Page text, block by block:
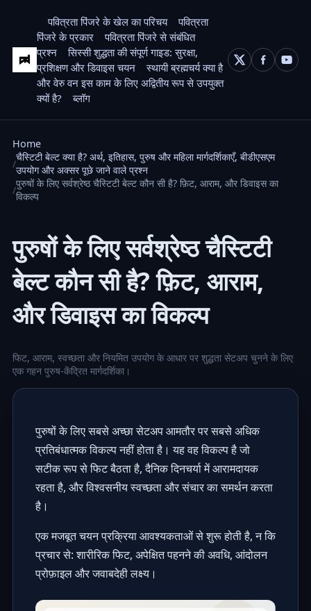
पवित्रता पिंजरे के खेल का परिचय
पवित्रता
पिंजरे के प्रकार
पवित्रता पिंजरे से संबंधित
प्रश्न
सिस्सी शुद्धता की संपूर्ण गाइड: सुरक्षा,
प्रशिक्षण और डिवाइस चयन
स्थायी ब्रह्मचर्य क्या है
और वेरु वन इस काम के लिए अद्वितीय रूप से उपयुक्त
क्यों है?
ब्लॉग
Home
चैस्टिटी बेल्ट क्या है? अर्थ, इतिहास, पुरुष और महिला मार्गदर्शिकाएँ, बीडीएसएम
उपयोग और अक्सर पूछे जाने वाले प्रश्न
पुरुषों के लिए सर्वश्रेष्ठ चैस्टिटी बेल्ट कौन सी है? फ़िट, आराम, और डिवाइस का
विकल्प
पुरुषों के लिए सर्वश्रेष्ठ चैस्टिटी
बेल्ट कौन सी है? फ़िट, आराम,
और डिवाइस का विकल्प
फिट, आराम, स्वच्छता और नियमित उपयोग के आधार पर शुद्धता सेटअप चुनने के लिए
एक गहन पुरुष-केंद्रित मार्गदर्शिका।
पुरुषों के लिए सबसे अच्छा सेटअप आमतौर पर सबसे अधिक
प्रतिबंधात्मक विकल्प नहीं होता है। यह वह विकल्प है जो
सटीक रूप से फिट बैठता है, दैनिक दिनचर्या में आरामदायक
रहता है, और विश्वसनीय स्वच्छता और संचार का समर्थन करता
है।
एक मजबूत चयन प्रक्रिया आवश्यकताओं से शुरू होती है, न कि
प्रचार से: शारीरिक फिट, अपेक्षित पहनने की अवधि, आंदोलन
प्रोफ़ाइल और जवाबदेही लक्ष्य।